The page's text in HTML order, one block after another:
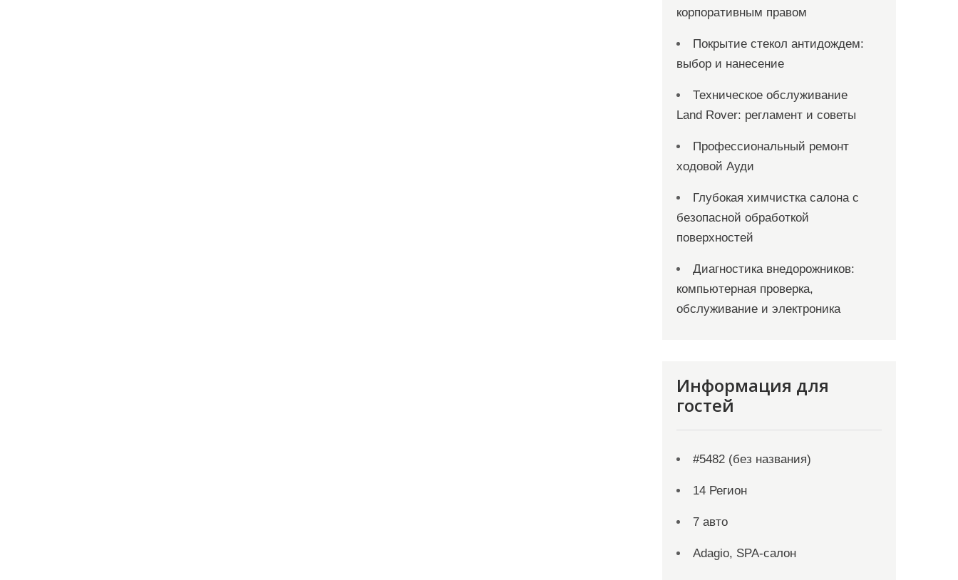
корпоративным правом
Покрытие стекол антидождем:
выбор и нанесение
Техническое обслуживание
Land Rover: регламент и советы
Профессиональный ремонт
ходовой Ауди
Глубокая химчистка салона с
безопасной обработкой
поверхностей
Диагностика внедорожников:
компьютерная проверка,
обслуживание и электроника
Информация для
гостей
#5482 (без названия)
14 Регион
7 авто
Adagio, SPA-салон